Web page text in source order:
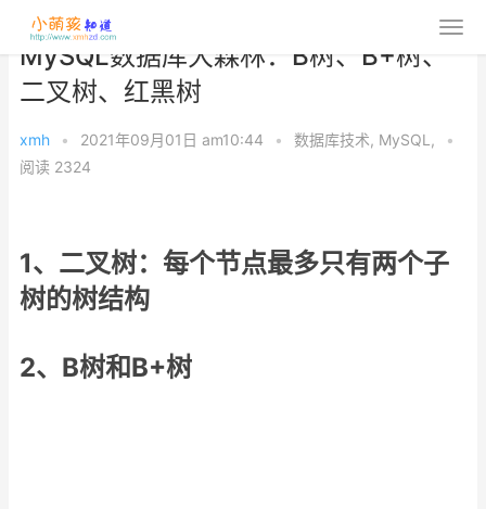
MySQL数据库大森林：B树、B+树、
二叉树、红黑树
xmh • 2021年09月01日 am10:44 • 数据库技术, MySQL ,
•
阅读 2324
1、二叉树：每个节点最多只有两个子
树的树结构
2、B树和B+树